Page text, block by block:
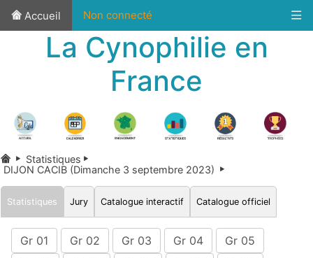
Accueil Non connecté
La Cynophilie en
France
Statistiques
DIJON CACIB (Dimanche 3 septembre 2023)
Statistiques Jury Catalogue interactif Catalogue officiel
Gr 01 Gr 02 Gr 03 Gr 04
Gr 05